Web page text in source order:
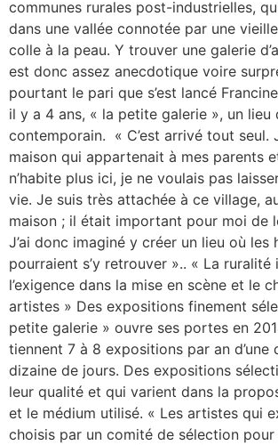
communes rurales post-industrielles,
dans une vallée connotée par une
colle à la peau. Y trouver une galerie
est donc assez anecdotique voire
pourtant le pari que s’est lancé
il y a 4 ans, « la petite galerie », un lieu
contemporain. « C’est arrivé tout seul.
maison qui appartenait à mes parents
n’habite plus ici, je ne voulais pas
vie. Je suis très attachée à ce village,
maison ; il était important pour moi de
J’ai donc imaginé y créer un lieu où les
pourraient s’y retrouver ».. « La ruralité
l’exigence dans la mise en scène et le
artistes » Des expositions finement
petite galerie » ouvre ses portes en
tiennent 7 à 8 expositions par an d’une
dizaine de jours. Des expositions
leur qualité et qui varient dans la
et le médium utilisé. « Les artistes qui
choisis par un comité de sélection